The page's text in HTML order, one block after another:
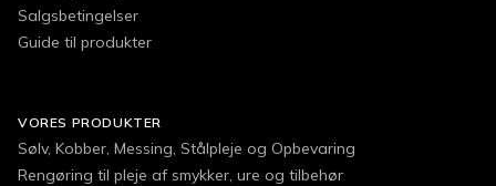
Salgsbetingelser
Guide til produkter
VORES PRODUKTER
Sølv, Kobber, Messing, Stålpleje og Opbevaring
Rengøring til pleje af smykker, ure og tilbehør